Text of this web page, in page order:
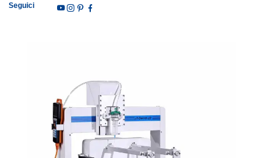
Seguici